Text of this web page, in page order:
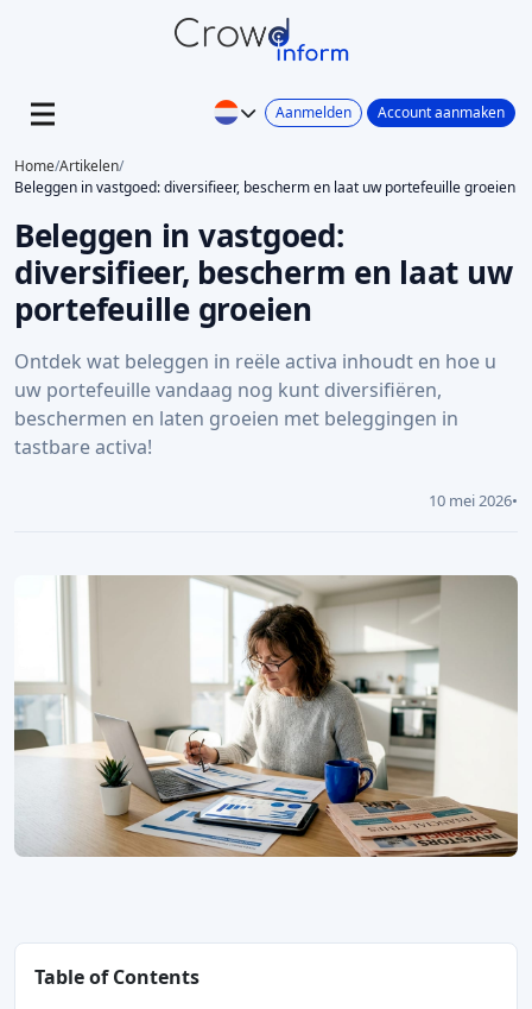
Aanmelden Account aanmaken
Home/Artikelen/
Beleggen in vastgoed: diversifieer, bescherm en laat uw portefeuille groeien
Beleggen in vastgoed:
diversifieer, bescherm en laat uw
portefeuille groeien
Ontdek wat beleggen in reële activa inhoudt en hoe u
uw portefeuille vandaag nog kunt diversifiëren,
beschermen en laten groeien met beleggingen in
tastbare activa!
10 mei 2026•
Table of Contents